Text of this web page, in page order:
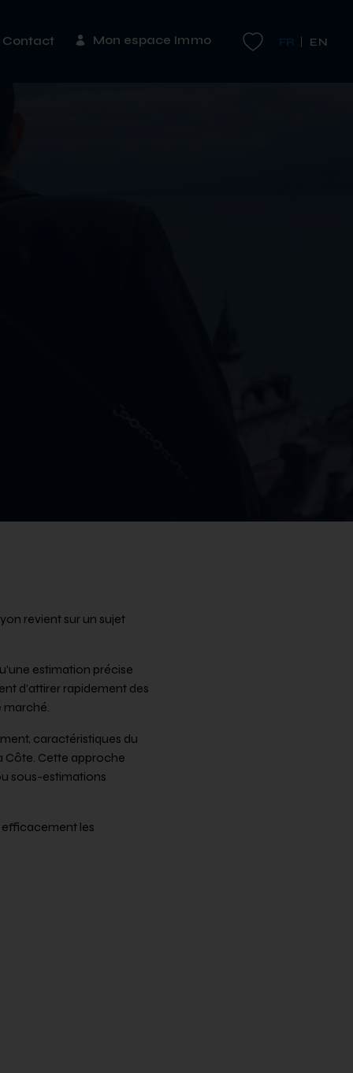
Contact Mon espace Immo FR EN
revient sur un sujet
estimation précise
d’attirer rapidement des
marché.
caractéristiques du
Côte. Cette approche
sous-estimations
efficacement les